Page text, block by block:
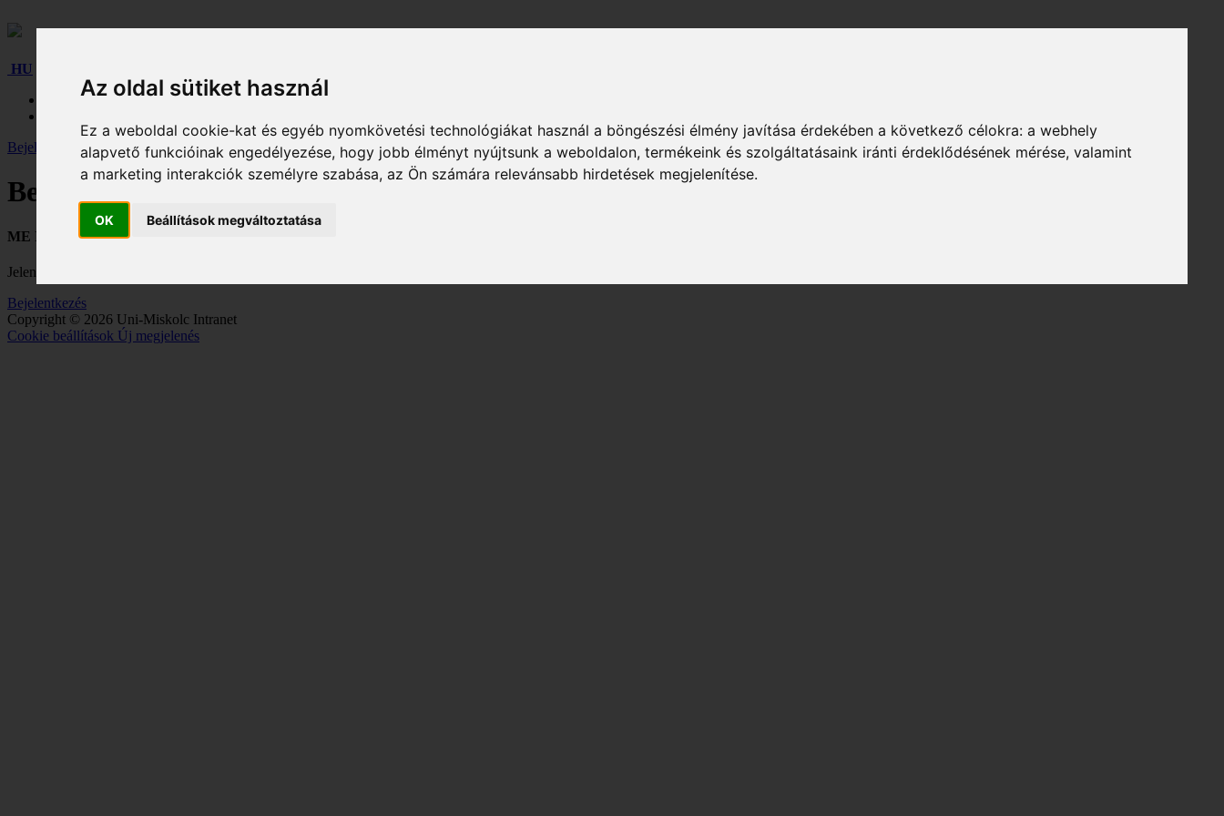
Az oldal sütiket használ
Ez a weboldal cookie-kat és egyéb nyomkövetési technológiákat használ a böngészési élmény javítása érdekében a következő célokra:a webhely
alapvető funkcióinak engedélyezése, hogy jobb élményt nyújtsunk a weboldalon,termékeink és szolgáltatásaink iránti érdeklődésének mérése, valamint
a marketing interakciók személyre szabása,az Ön számára relevánsabb hirdetések megjelenítése.
OK Beállítások megváltoztatása
HU
Bejelentkezés
Bejelentkezés
ME Intranet - M365
Jelentkezzen be a egyetemi M365 fiókja segítségével!
Bejelentkezés
Copyright © 2026 Uni-Miskolc Intranet
Cookie beállítások Új megjelenés